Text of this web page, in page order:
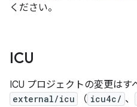
ください。
ICU
ICU プロジェクトの変更はす
external/icu （ icu4c/ 、